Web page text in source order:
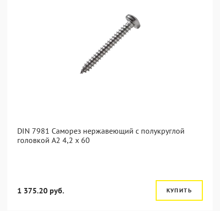
DIN 7981 Саморез нержавеющий с полукруглой
головкой А2 4,2 x 60
1 375.20 руб. КУПИТЬ